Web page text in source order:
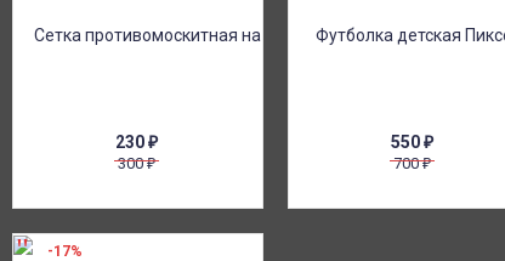
230₽
300₽
550₽
700₽
-17%